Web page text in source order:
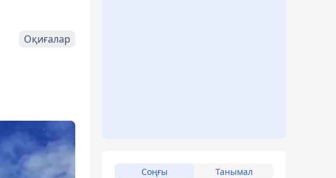
Оқиғалар
Соңғы Танымал